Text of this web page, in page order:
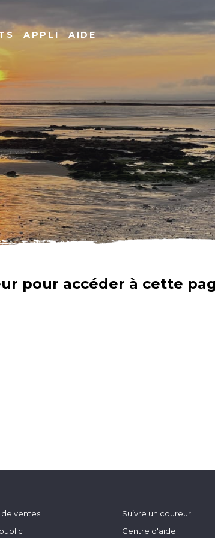
APPLI AIDE
pour accéder à cette
ventes
Suivre un coureur
Centre d'aide